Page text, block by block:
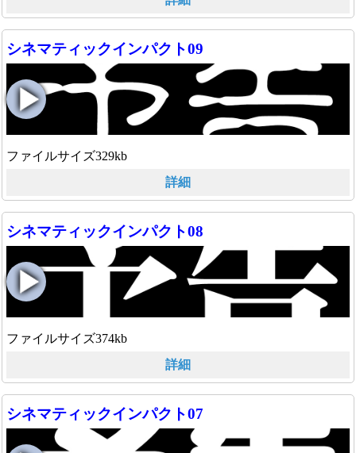
シネマティックインパクト09
ファイルサイズ329kb
詳細
シネマティックインパクト08
ファイルサイズ374kb
詳細
シネマティックインパクト07